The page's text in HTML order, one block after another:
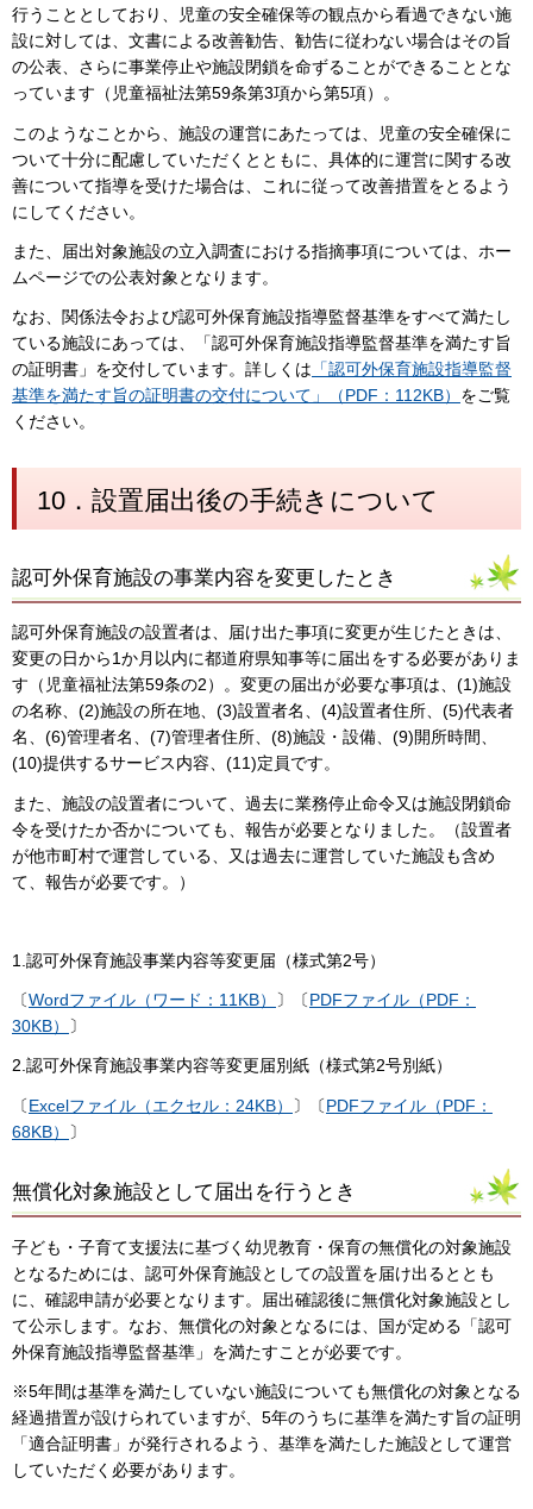
行うこととしており、児童の安全確保等の観点から看過できない施
設に対しては、文書による改善勧告、勧告に従わない場合はその旨
の公表、さらに事業停止や施設閉鎖を命ずることができることとな
っています（児童福祉法第59条第3項から第5項）。
このようなことから、施設の運営にあたっては、児童の安全確保に
ついて十分に配慮していただくとともに、具体的に運営に関する改
善について指導を受けた場合は、これに従って改善措置をとるよう
にしてください。
また、届出対象施設の立入調査における指摘事項については、ホー
ムページでの公表対象となります。
なお、関係法令および認可外保育施設指導監督基準をすべて満たし
ている施設にあっては、「認可外保育施設指導監督基準を満たす旨
の証明書」を交付しています。詳しくは 「認可外保育施設指導監督
基準を満たす旨の証明書の交付について」（PDF：112KB） をご覧
ください。
10．設置届出後の手続きについて
認可外保育施設の事業内容を変更したとき
認可外保育施設の設置者は、届け出た事項に変更が生じたときは、
変更の日から1か月以内に都道府県知事等に届出をする必要がありま
す（児童福祉法第59条の2）。変更の届出が必要な事項は、(1)施設
の名称、(2)施設の所在地、(3)設置者名、(4)設置者住所、(5)代表者
名、(6)管理者名、(7)管理者住所、(8)施設・設備、(9)開所時間、
(10)提供するサービス内容、(11)定員です。
また、施設の設置者について、過去に業務停止命令又は施設閉鎖命
令を受けたか否かについても、報告が必要となりました。（設置者
が他市町村で運営している、又は過去に運営していた施設も含め
て、報告が必要です。）
1.認可外保育施設事業内容等変更届（様式第2号）
〔Wordファイル（ワード：11KB） 〕〔PDFファイル（PDF：
30KB）
〕
2.認可外保育施設事業内容等変更届別紙（様式第2号別紙）
〔Excelファイル（エクセル：24KB） 〕〔PDFファイル（PDF：
68KB）
〕
無償化対象施設として届出を行うとき
子ども・子育て支援法に基づく幼児教育・保育の無償化の対象施設
となるためには、認可外保育施設としての設置を届け出るととも
に、確認申請が必要となります。届出確認後に無償化対象施設とし
て公示します。なお、無償化の対象となるには、国が定める「認可
外保育施設指導監督基準」を満たすことが必要です。
※5年間は基準を満たしていない施設についても無償化の対象となる
経過措置が設けられていますが、5年のうちに基準を満たす旨の証明
「適合証明書」が発行されるよう、基準を満たした施設として運営
していただく必要があります。